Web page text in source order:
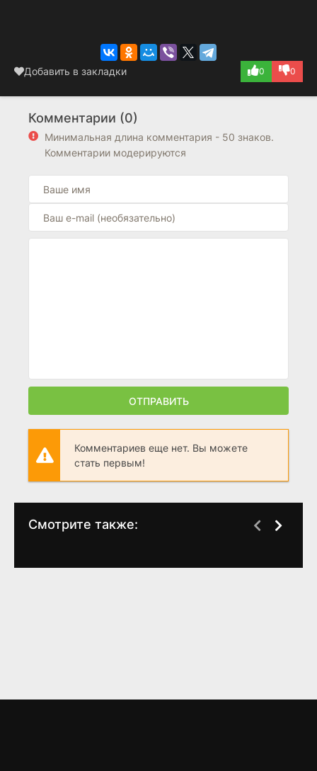
Добавить в закладки 0 0
Комментарии (0)
Минимальная длина комментария - 50 знаков.
Комментарии модерируются
ОТПРАВИТЬ
Комментариев еще нет. Вы можете
стать первым!
Смотрите также: